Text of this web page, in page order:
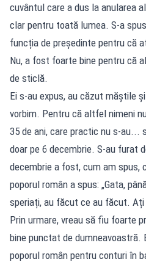
cuvântul care a dus la anularea
clar pentru toată lumea. S-a
funcția de președinte pentru că
Nu, a fost foarte bine pentru că
de sticlă.
Ei s-au expus, au căzut măștile
vorbim. Pentru că altfel nimeni
35 de ani, care practic nu s-
doar pe 6 decembrie. S-au furat
decembrie a fost, cum am spus,
poporul român a spus: „Gata,
speriați, au făcut ce au făcut.
Prin urmare, vreau să fiu foarte
bine punctat de
poporul român pentru conturi în